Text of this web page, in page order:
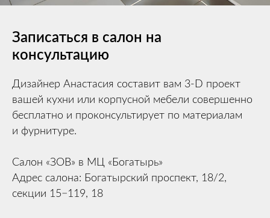
Записаться в салон на
консультацию
Дизайнер Анастасия составит вам 3-D проект
вашей кухни или корпусной мебели совершенно
бесплатно и проконсультирует по материалам
и фурнитуре.
Салон «ЗОВ» в МЦ «Богатырь»
Адрес салона: Богатырский проспект, 18/2,
секции 15−119, 18